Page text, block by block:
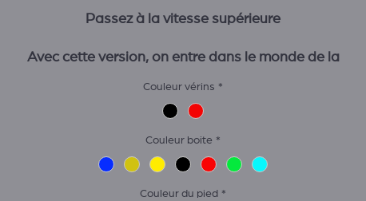
Passez à la vitesse supérieure
Avec cette version, on entre dans le monde de la
Chaque détail du matériel est sélectionné pour vous
rapprocher au plus près des sensations d'une vraie voiture
de course.
Couleur vérins *
Couleur boite *
Couleur du pied *